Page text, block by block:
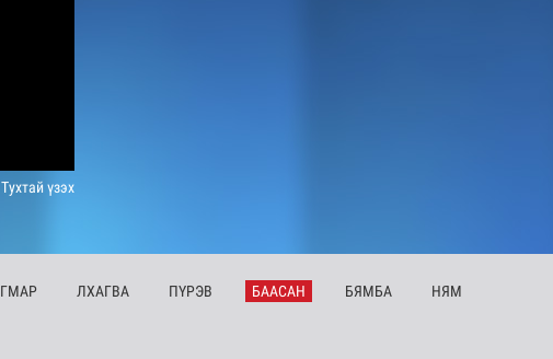
Тухтай үзэх
ГМАР ЛХАГВА ПҮРЭВ БААСАН БЯМБА НЯМ